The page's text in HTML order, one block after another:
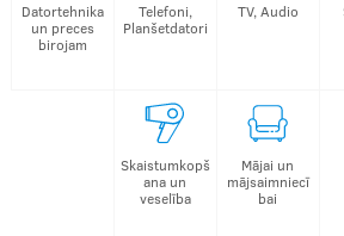
Datortehnika
un preces
birojam
Telefoni,
Planšetdatori
TV, Audio
Skaistumkopš
ana un
veselība
Mājai un
mājsaimniecī
bai